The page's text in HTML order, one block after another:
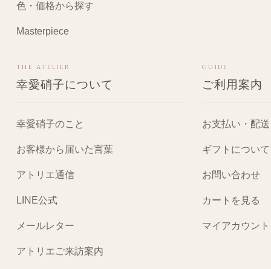
色・価格から探す
Masterpiece
THE ATELIER
幸愛硝子について
幸愛硝子のこと
お客様から届いた言葉
アトリエ通信
LINE公式
メールレター
アトリエご来訪案内
GUIDE
ご利用案内
お支払い・配送
ギフトについて
お問い合わせ
カートを見る
マイアカウント